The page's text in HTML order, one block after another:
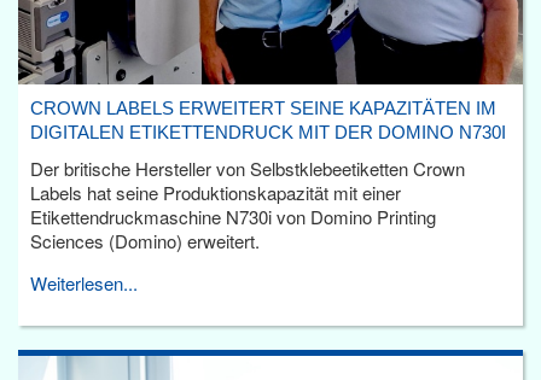
CROWN LABELS ERWEITERT SEINE KAPAZITÄTEN IM
DIGITALEN ETIKETTENDRUCK MIT DER DOMINO N730I
Der britische Hersteller von Selbstklebeetiketten Crown
Labels hat seine Produktionskapazität mit einer
Etikettendruckmaschine N730i von Domino Printing
Sciences (Domino) erweitert.
Weiterlesen...